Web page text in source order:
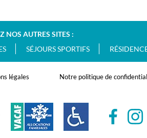
NOS AUTRES SITES :
SÉJOURS SPORTIFS
légales Notre politique de